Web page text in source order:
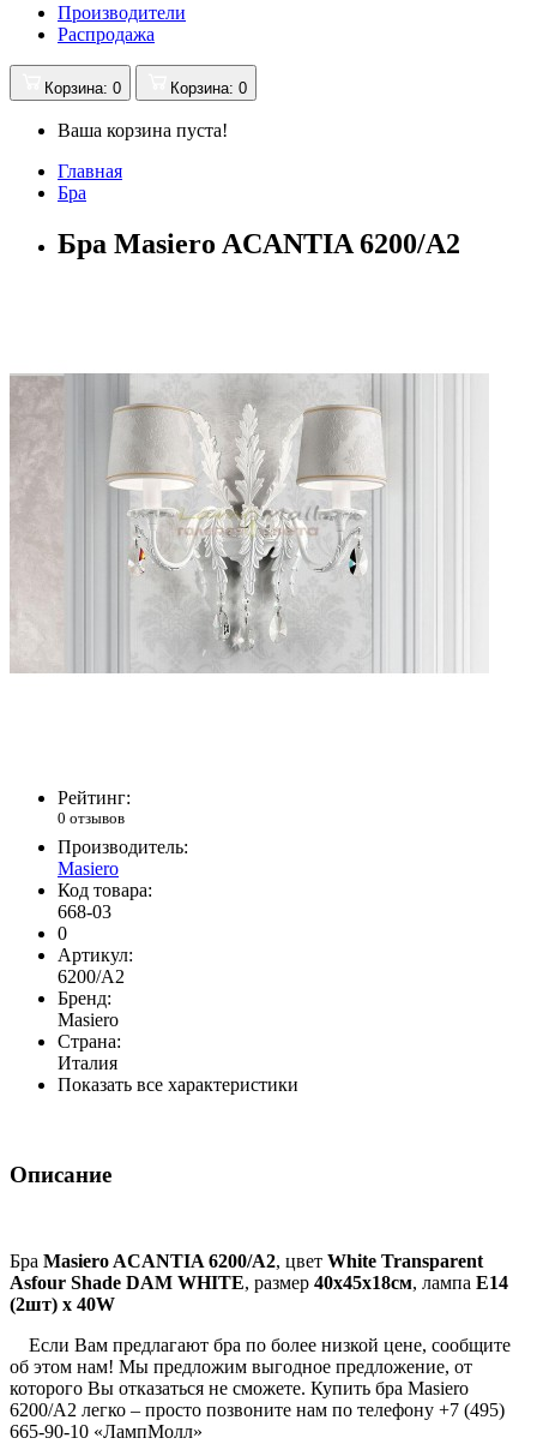
Производители
Распродажа
Корзина: 0 Корзина: 0
Ваша корзина пуста!
Главная
Бра
Бра Masiero ACANTIA 6200/A2
Рейтинг:
0 отзывов
Производитель:
Masiero
Код товара:
668-03
0
Артикул:
6200/A2
Бренд:
Masiero
Страна:
Италия
Показать все характеристики
Описание
Бра Masiero ACANTIA 6200/A2, цвет White Transparent
Asfour Shade DAM WHITE, размер 40х45х18см, лампа E14
(2шт) х 40W
Если Вам предлагают бра по более низкой цене, сообщите
об этом нам! Мы предложим выгодное предложение, от
которого Вы отказаться не сможете. Купить бра Masiero
6200/A2 легко – просто позвоните нам по телефону +7 (495)
665-90-10 «ЛампМолл»